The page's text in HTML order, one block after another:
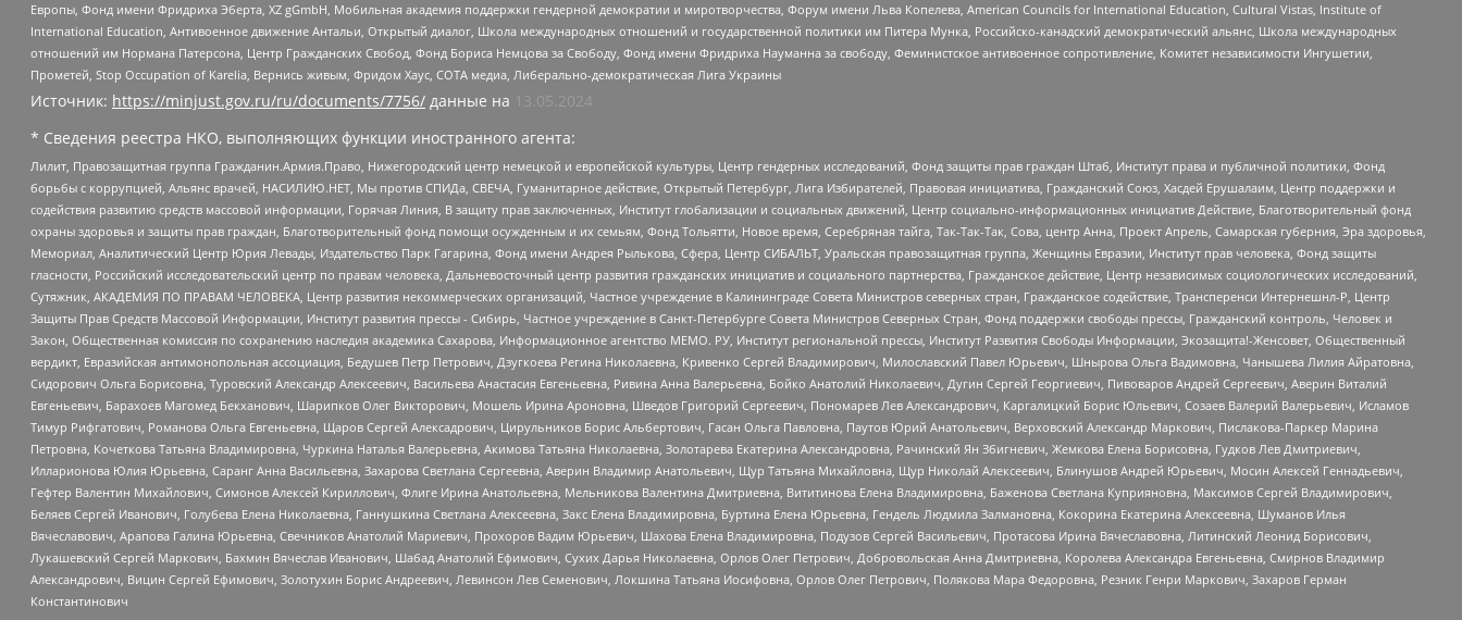
Европы, Фонд имени Фридриха Эберта, XZ gGmbH, Мобильная академия поддержки гендерной демократии и миротворчества, Форум имени Льва Копелева, American Councils for International Education, Cultural Vistas, Institute of
International Education, Антивоенное движение Антальи, Открытый диалог, Школа международных отношений и государственной политики им Питера Мунка, Российско-канадский демократический альянс, Школа международных
отношений им Нормана Патерсона, Центр Гражданских Свобод, Фонд Бориса Немцова за Свободу, Фонд имени Фридриха Науманна за свободу, Феминистское антивоенное сопротивление, Комитет независимости Ингушетии,
Прометей, Stop Occupation of Karelia, Вернись живым, Фридом Хаус, СОТА медиа, Либерально-демократическая Лига Украины
Источник: https://minjust.gov.ru/ru/documents/7756/ данные на
13.05.2024
* Сведения реестра НКО, выполняющих функции иностранного агента:
Лилит, Правозащитная группа Гражданин.Армия.Право, Нижегородский центр немецкой и европейской культуры, Центр гендерных исследований, Фонд защиты прав граждан Штаб, Институт права и публичной политики, Фонд
борьбы с коррупцией, Альянс врачей, НАСИЛИЮ.НЕТ, Мы против СПИДа, СВЕЧА, Гуманитарное действие, Открытый Петербург, Лига Избирателей, Правовая инициатива, Гражданский Союз, Хасдей Ерушалаим, Центр поддержки и
содействия развитию средств массовой информации, Горячая Линия, В защиту прав заключенных, Институт глобализации и социальных движений, Центр социально-информационных инициатив Действие, Благотворительный фонд
охраны здоровья и защиты прав граждан, Благотворительный фонд помощи осужденным и их семьям, Фонд Тольятти, Новое время, Серебряная тайга, Так-Так-Так, Сова, центр Анна, Проект Апрель, Самарская губерния, Эра здоровья,
Мемориал, Аналитический Центр Юрия Левады, Издательство Парк Гагарина, Фонд имени Андрея Рылькова, Сфера, Центр СИБАЛЬТ, Уральская правозащитная группа, Женщины Евразии, Институт прав человека, Фонд защиты
гласности, Российский исследовательский центр по правам человека, Дальневосточный центр развития гражданских инициатив и социального партнерства, Гражданское действие, Центр независимых социологических исследований,
Сутяжник, АКАДЕМИЯ ПО ПРАВАМ ЧЕЛОВЕКА, Центр развития некоммерческих организаций, Частное учреждение в Калининграде Совета Министров северных стран, Гражданское содействие, Трансперенси Интернешнл-Р, Центр
Защиты Прав Средств Массовой Информации, Институт развития прессы - Сибирь, Частное учреждение в Санкт-Петербурге Совета Министров Северных Стран, Фонд поддержки свободы прессы, Гражданский контроль, Человек и
Закон, Общественная комиссия по сохранению наследия академика Сахарова, Информационное агентство МЕМО. РУ, Институт региональной прессы, Институт Развития Свободы Информации, Экозащита!-Женсовет, Общественный
вердикт, Евразийская антимонопольная ассоциация, Бедушев Петр Петрович, Дзугкоева Регина Николаевна, Кривенко Сергей Владимирович, Милославский Павел Юрьевич, Шнырова Ольга Вадимовна, Чанышева Лилия Айратовна,
Сидорович Ольга Борисовна, Туровский Александр Алексеевич, Васильева Анастасия Евгеньевна, Ривина Анна Валерьевна, Бойко Анатолий Николаевич, Дугин Сергей Георгиевич, Пивоваров Андрей Сергеевич, Аверин Виталий
Евгеньевич, Барахоев Магомед Бекханович, Шарипков Олег Викторович, Мошель Ирина Ароновна, Шведов Григорий Сергеевич, Пономарев Лев Александрович, Каргалицкий Борис Юльевич, Созаев Валерий Валерьевич, Исламов
Тимур Рифгатович, Романова Ольга Евгеньевна, Щаров Сергей Алексадрович, Цирульников Борис Альбертович, Гасан Ольга Павловна, Паутов Юрий Анатольевич, Верховский Александр Маркович, Пислакова-Паркер Марина
Петровна, Кочеткова Татьяна Владимировна, Чуркина Наталья Валерьевна, Акимова Татьяна Николаевна, Золотарева Екатерина Александровна, Рачинский Ян Збигневич, Жемкова Елена Борисовна, Гудков Лев Дмитриевич,
Илларионова Юлия Юрьевна, Саранг Анна Васильевна, Захарова Светлана Сергеевна, Аверин Владимир Анатольевич, Щур Татьяна Михайловна, Щур Николай Алексеевич, Блинушов Андрей Юрьевич, Мосин Алексей Геннадьевич,
Гефтер Валентин Михайлович, Симонов Алексей Кириллович, Флиге Ирина Анатольевна, Мельникова Валентина Дмитриевна, Вититинова Елена Владимировна, Баженова Светлана Куприяновна, Максимов Сергей Владимирович,
Беляев Сергей Иванович, Голубева Елена Николаевна, Ганнушкина Светлана Алексеевна, Закс Елена Владимировна, Буртина Елена Юрьевна, Гендель Людмила Залмановна, Кокорина Екатерина Алексеевна, Шуманов Илья
Вячеславович, Арапова Галина Юрьевна, Свечников Анатолий Мариевич, Прохоров Вадим Юрьевич, Шахова Елена Владимировна, Подузов Сергей Васильевич, Протасова Ирина Вячеславовна, Литинский Леонид Борисович,
Лукашевский Сергей Маркович, Бахмин Вячеслав Иванович, Шабад Анатолий Ефимович, Сухих Дарья Николаевна, Орлов Олег Петрович, Добровольская Анна Дмитриевна, Королева Александра Евгеньевна, Смирнов Владимир
Александрович, Вицин Сергей Ефимович, Золотухин Борис Андреевич, Левинсон Лев Семенович, Локшина Татьяна Иосифовна, Орлов Олег Петрович, Полякова Мара Федоровна, Резник Генри Маркович, Захаров Герман
Константинович